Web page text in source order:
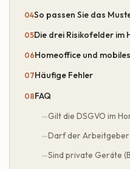
So passen Sie das
Die drei Risikofelder im
Homeoffice und
Häufige Fehler
FAQ
Gilt die DSGVO im
Darf der Arbeitgeber
Sind private Geräte